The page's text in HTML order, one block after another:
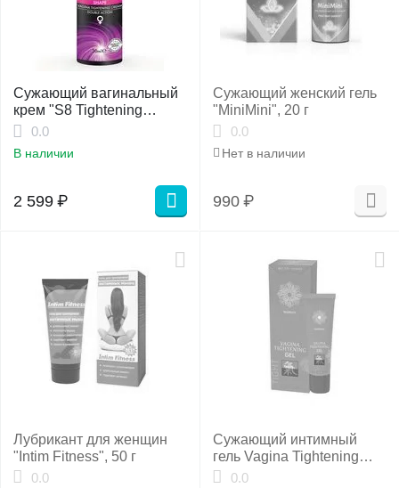
Сужающий вагинальный
крем "S8 Tightening
Creme Shape", 30 мл
0.0
В наличии
2 599 ₽
Сужающий женский гель
"MiniMini", 20 г
0.0
Нет в наличии
990 ₽
Лубрикант для женщин
"Intim Fitness", 50 г
0.0
Сужающий интимный
гель Vagina Tightening
Gel, 30 мл
0.0